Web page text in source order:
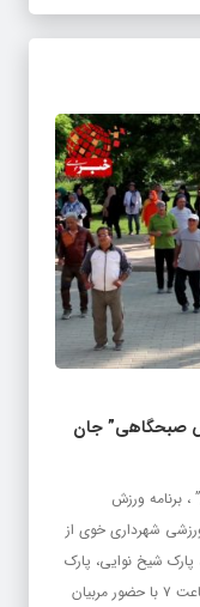
صبحگاهی” جان
برنامه ورزش
شهرداری خوی از
پارک شیخ نوایی، پارک
لاله و پارک بانوان) آغاز شده و هر روز صبح، از ساعت ۷ با حضور مربیان